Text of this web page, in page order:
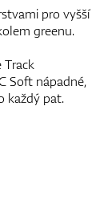
pro vyšší
greenu.
Track
Soft nápadné,
každý pat.